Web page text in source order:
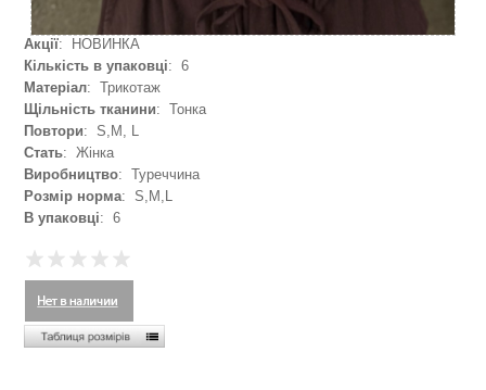
Акції: НОВИНКА
Кількість в упаковці: 6
Матеріал: Трикотаж
Щільність тканини: Тонка
Повтори: S,M, L
Стать: Жінка
Виробництво: Туреччина
Розмір норма: S,M,L
В упаковці: 6